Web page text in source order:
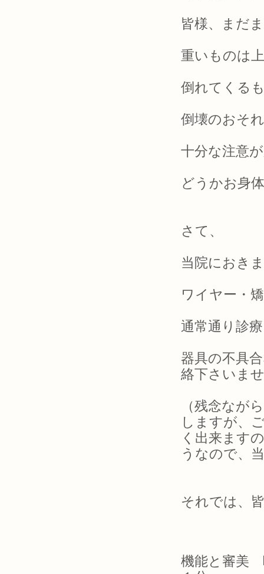
皆様、まだ
重いものは
倒れてくる
倒壊のおそ
十分な注意
どうかお身
さて、
当院におき
ワイヤー・
通常通り診
器具の不具
絡下さいま
（残念なが
しますが、
く出来ます
うなので、
それでは、
機能と審美